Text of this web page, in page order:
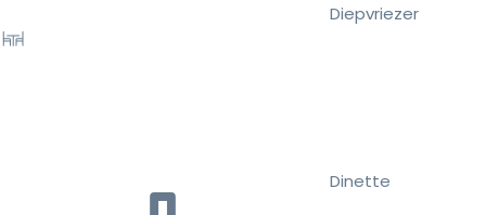
Diepvriezer
Dinette